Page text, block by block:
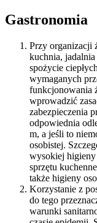
Gastronomia
Przy organizacji
kuchnia, jadalnia
spożycie
wymaganych
funkcjonowania
wprowadzić
zabezpieczenia
odpowiednia
m, a jeśli to
osobistej.
wysokiej
sprzętu
także higieny
Korzystanie z
do tego
warunki